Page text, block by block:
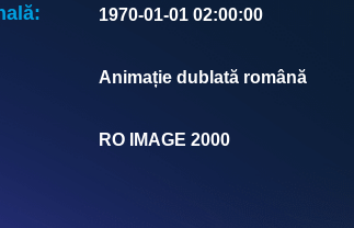
1970-01-01 02:00:00
Animație dublată română
RO IMAGE 2000